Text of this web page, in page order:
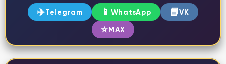
✈️Telegram 📱 WhatsApp 📘VK
⭐MAX